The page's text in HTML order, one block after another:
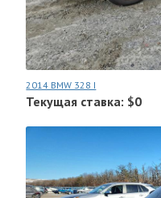
2014 BMW 328 I
Текущая ставка: $0